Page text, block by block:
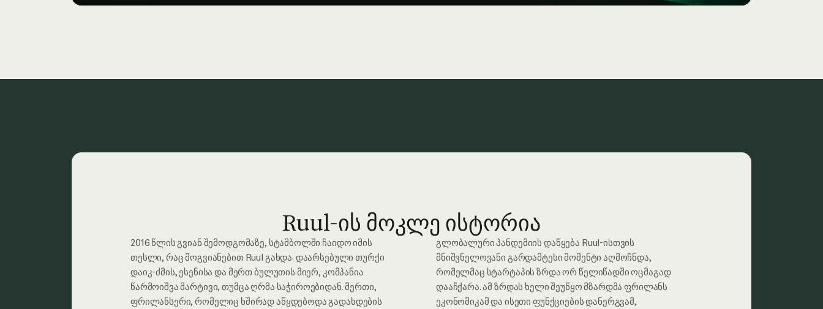
Ruul-ის მოკლე ისტორია
2016 წლის გვიან შემოდგომაზე, სტამბოლში ჩაიდო იმის
თესლი, რაც მოგვიანებით Ruul გახდა. დაარსებული თურქი
დაიკ-ძმის, ესენისა და მერთ ბულუთის მიერ, კომპანია
წარმოიშვა მარტივი, თუმცა ღრმა საჭიროებიდან. მერთი,
ფრილანსერი, რომელიც ხშირად აწყდებოდა გადახდების
გლობალური პანდემიის დაწყება Ruul-ისთვის
მნიშვნელოვანი გარდამტეხი მომენტი აღმოჩნდა,
რომელმაც სტარტაპის ზრდა ორ წელიწადში ოცმაგად
დააჩქარა. ამ ზრდას ხელი შეუწყო მზარდმა ფრილანს
ეკონომიკამ და ისეთი ფუნქციების დანერგვამ,